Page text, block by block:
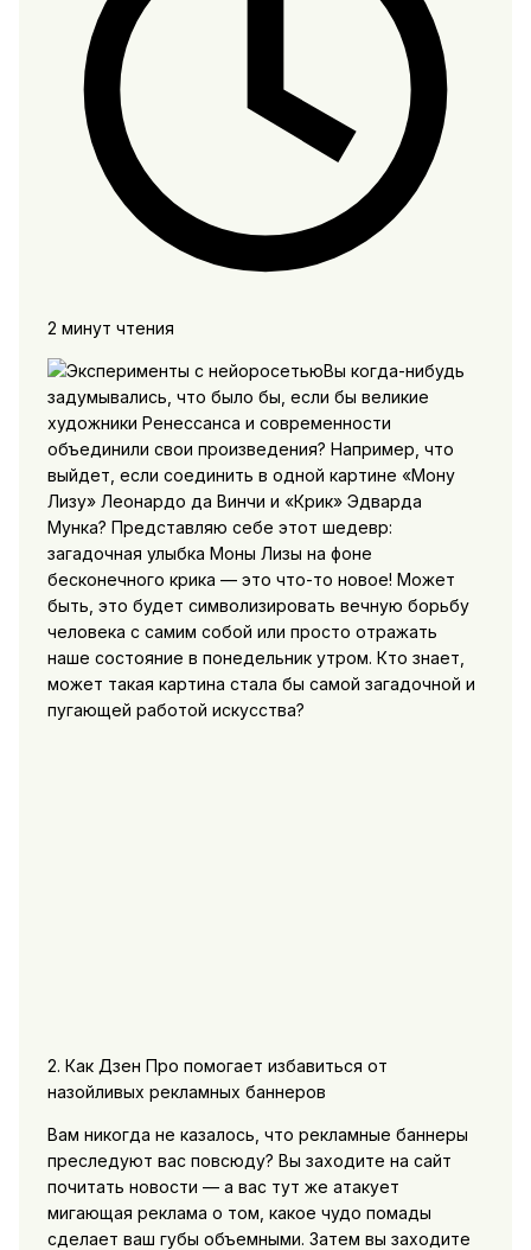
2 минут чтения
Вы когда-нибудь
задумывались, что было бы, если бы великие
художники Ренессанса и современности
объединили свои произведения? Например, что
выйдет, если соединить в одной картине «Мону
Лизу» Леонардо да Винчи и «Крик» Эдварда
Мунка? Представляю себе этот шедевр:
загадочная улыбка Моны Лизы на фоне
бесконечного крика — это что-то новое! Может
быть, это будет символизировать вечную борьбу
человека с самим собой или просто отражать
наше состояние в понедельник утром. Кто знает,
может такая картина стала бы самой загадочной и
пугающей работой искусства?
2. Как Дзен Про помогает избавиться от
назойливых рекламных баннеров
Вам никогда не казалось, что рекламные баннеры
преследуют вас повсюду? Вы заходите на сайт
почитать новости — а вас тут же атакует
мигающая реклама о том, какое чудо помады
сделает ваш губы объемными. Затем вы заходите